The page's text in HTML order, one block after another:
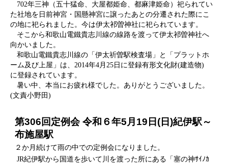
702年三神（五十猛命、大屋都姫命、都麻津姫命）祀られてい
た社地を日前神宮・国懸神宮に譲ったあとの分遷された際にこ
の地に祀られました。今は伊太祁曽神社に祀られています。
そこから和歌山電鐵貴志川線の線路を渡って伊太祁曽神社へ
向かいました。
和歌山電鐵貴志川線の「伊太祈曽駅検査場」と「プラットホ
ーム及び上屋」は、2014年4月25日に登録有形文化財(建造物)
に登録されています。
暑い中、本当にお疲れ様でした。ありがとうございました。
(文責小野田)
第306回定例会 令和６年5月19日(日)紀伊駅～
布施屋駅
２か月続けて雨の中での定例会になりました。
JR紀伊駅から国道を歩いて川を渡った所にある「塞の神ｻｲﾉｶ